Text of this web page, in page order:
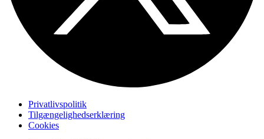
Privatlivspolitik
Tilgængelighedserklæring
Cookies